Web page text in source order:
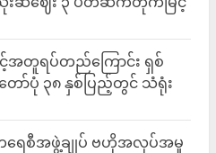
င့်အတူရပ်တည်ကြောင်း ရှစ်
ော်ပုံ ၃၈ နှစ်ပြည့်တွင် သံရုံး
ရေစီအဖွဲ့ချုပ် ဗဟိုအလုပ်အမှု